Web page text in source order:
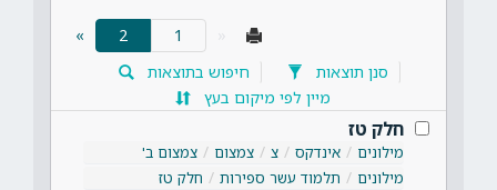
2
»
סנן תוצאות
חיפוש בתוצאות
מיין לפי מיקום בעץ
חלק טז
מילונים אינדקס צ צמצום
צמצום ב'
מילונים
תלמוד עשר ספירות חלק טז